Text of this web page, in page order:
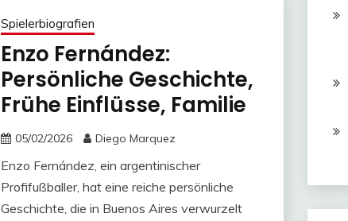
Spielerbiografien
Enzo Fernández:
Persönliche Geschichte,
Frühe Einflüsse, Familie
05/02/2026 Diego Marquez
Enzo Fernández, ein argentinischer
Profifußballer, hat eine reiche persönliche
Geschichte, die in Buenos Aires verwurzelt